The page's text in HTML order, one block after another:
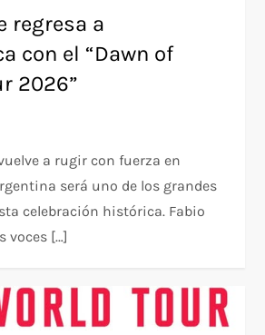
regresa a
con el “Dawn of
2026”
a rugir con fuerza en
será uno de los grandes
celebración histórica. Fabio
voces […]